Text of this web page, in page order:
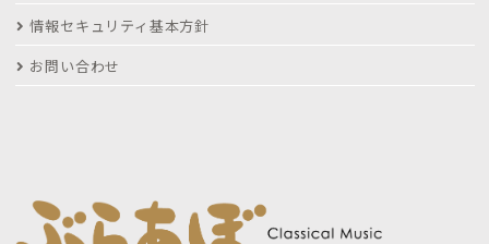
情報セキュリティ基本方針
お問い合わせ